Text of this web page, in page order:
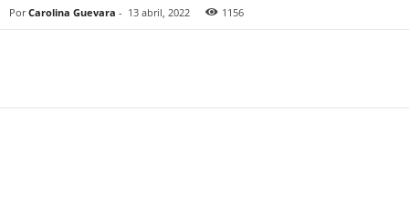
Por Carolina Guevara - 13 abril, 2022 1156